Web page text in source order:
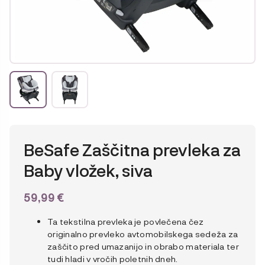
BeSafe Zaščitna prevleka za
Baby vložek, siva
59,99 €
Ta tekstilna prevleka je povlečena čez
originalno prevleko avtomobilskega sedeža za
zaščito pred umazanijo in obrabo materiala ter
tudi hladi v vročih poletnih dneh.